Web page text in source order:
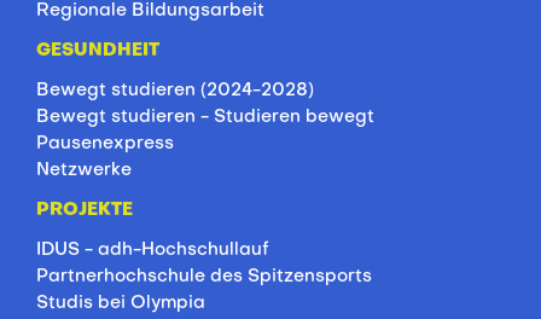
Regionale Bildungsarbeit
GESUNDHEIT
Bewegt studieren (2024-2028)
Bewegt studieren - Studieren bewegt
Pausenexpress
Netzwerke
PROJEKTE
IDUS - adh-Hochschullauf
Partnerhochschule des Spitzensports
Studis bei Olympia